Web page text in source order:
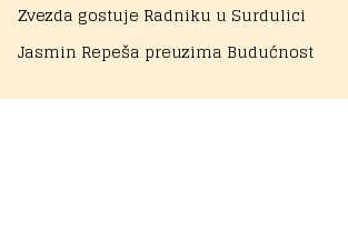
Zvezda gostuje Radniku u Surdulici
Jasmin Repeša preuzima Budućnost